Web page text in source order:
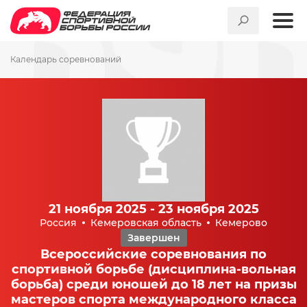
Календарь соревнований
21 ноября 2025 - 23 ноября 2025
Россия Кемеровская область
Кемерово
Завершен
Всероссийские соревнования по
спортивной борьбе (дисциплина-вольная
борьба) среди юношей до 18 лет на призы
мастеров спорта международного класса